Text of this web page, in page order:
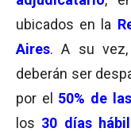
ubicados en la
Aires. A su
deberán ser
por el 50% de
los 30 días